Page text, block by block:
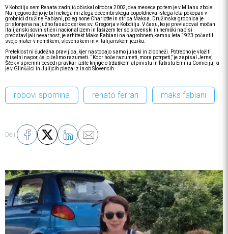
V Kobdilju sem Renata zadnjič obiskal oktobra 2002, dva meseca po tem je v Milanu zbolel.
Na njegovo željo je bil nekega mrzlega decembrskega popoldneva istega leta pokopan v
grobnici družine Fabiani, poleg none Charlotte in strica Maksa. Družinska grobnica je
prislonjena na južno fasado cerkve sv. Gregorja v Kobdilju. V času, ko je prevladoval močan
italijanski šovinistični nacionalizem in fašizem ter so slovenski in nemški napisi
predstavljali nevarnost, je arhitekt Maks Fabiani na nagrobnem kamnu leta 1923 počastil
svojo mater v nemškem, slovenskem in v italijanskem jeziku.
Preteklost ni čudežna pravljica, kjer nastopajo samo junaki in zlobneži. Potrebno je vložiti
miselni napor, če jo želimo razumeti. “Kdor hoče razumeti, mora potrpeti,” je zapisal Jernej
Šček v spremni besedi pravkar izšle knjige o tržaškem alpinistu in fašistu Emiliu Comiciju, ki
je v Glinščici in Julijcih plezal z in ob Slovencih.
robovi spomina renato ferrari maks fabiani
Deli: